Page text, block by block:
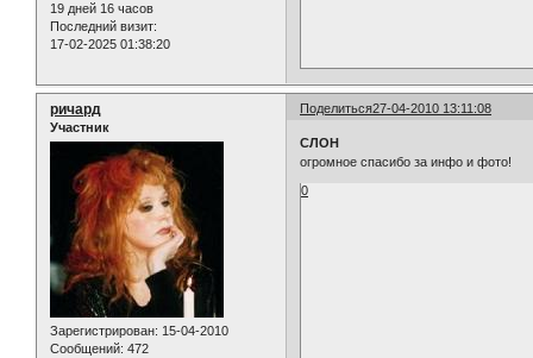
19 дней 16 часов
Последний визит:
17-02-2025 01:38:20
Поделиться27-04-2010 13:11:08
ричард
Участник
Зарегистрирован: 15-04-2010
Сообщений: 472
СЛОН
огромное спасибо за инфо и фото!
0